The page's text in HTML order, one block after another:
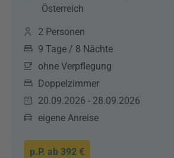
Österreich
2 Personen
9 Tage / 8 Nächte
ohne Verpflegung
Doppelzimmer
20.09.2026 - 28.09.2026
eigene Anreise
p.P. ab 392 €